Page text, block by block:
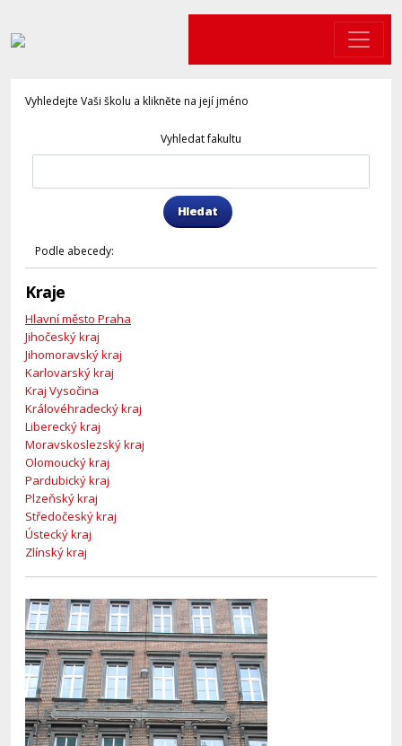
Vyhledejte Vaši školu a klikněte na její jméno
Vyhledat fakultu
Hledat
Podle abecedy:
Kraje
Hlavní město Praha
Jihočeský kraj
Jihomoravský kraj
Karlovarský kraj
Kraj Vysočina
Královéhradecký kraj
Liberecký kraj
Moravskoslezský kraj
Olomoucký kraj
Pardubický kraj
Plzeňský kraj
Středočeský kraj
Ústecký kraj
Zlínský kraj